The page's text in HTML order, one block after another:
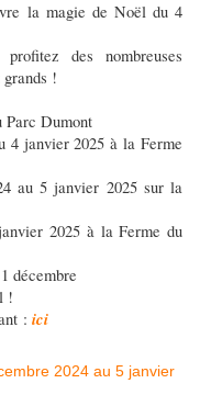
la magie de Noël du 4
des nombreuses
!
Parc Dumont
4 janvier 2025 à la Ferme
au 5 janvier 2025 sur la
2025 à la Ferme du
décembre
!
: ici